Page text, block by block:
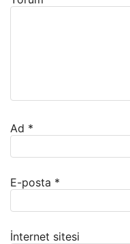
Ad *
E-posta *
İnternet sitesi